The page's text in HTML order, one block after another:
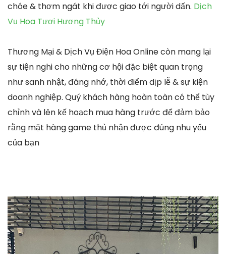
chóe & thơm ngát khi được giao tới người dấn. Dịch
Vụ Hoa Tươi Hương Thủy
Thương Mại & Dịch Vụ Điện Hoa Online còn mang lại
sự tiện nghi cho những cơ hội đặc biệt quan trọng
như sanh nhật, đáng nhớ, thời điểm dịp lễ & sự kiện
doanh nghiệp. Quý khách hàng hoàn toàn có thể tùy
chỉnh và lên kế hoạch mua hàng trước để đảm bảo
rằng mặt hàng game thủ nhận được đúng nhu yếu
của bạn